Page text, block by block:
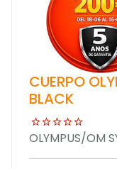
CUERPO
BLACK
OLYMPUS/OM